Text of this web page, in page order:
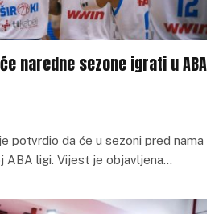
naredne sezone igrati u ABA
potvrdio da će u sezoni pred nama
ABA ligi. Vijest je objavljena…